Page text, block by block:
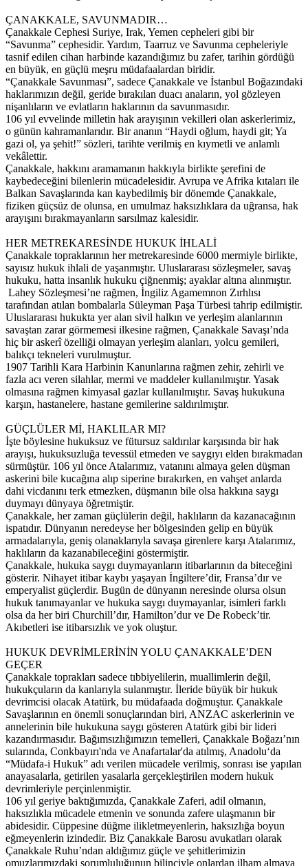
ÇANAKKALE, SAVUNMADIR…
Çanakkale Cephesi Suriye, Irak, Yemen cepheleri gibi bir
“Savunma” cephesidir. Yardım, Taarruz ve Savunma cepheleriyle
tasnif edilen cihan harbinde kazandığımız bu zafer, tarihin gördüğü
en büyük, en güçlü meşru müdafaalardan biridir.
“Çanakkale Savunması”, sadece Çanakkale ve İstanbul Boğazındaki
haklarımızın değil, geride bırakılan duacı anaların, yol gözleyen
nişanlıların ve evlatların haklarının da savunmasıdır.
106 yıl evvelinde milletin hak arayışının vekilleri olan askerlerimiz,
o günün kahramanlarıdır. Bir ananın “Haydi oğlum, haydi git; Ya
gazi ol, ya şehit!” sözleri, tarihte verilmiş en kıymetli ve anlamlı
vekâlettir.
Çanakkale, hakkını aramamanın hakkıyla birlikte şerefini de
kaybedeceğini bilenlerin mücadelesidir. Avrupa ve Afrika kıtaları ile
Balkan Savaşlarında kan kaybedilmiş bir dönemde Çanakkale,
fiziken güçsüz de olunsa, en umulmaz haksızlıklara da uğransa, hak
arayışını bırakmayanların sarsılmaz kalesidir.
HER METREKARESİNDE HUKUK İHLALİ
Çanakkale topraklarının her metrekaresinde 6000 mermiyle birlikte,
sayısız hukuk ihlali de yaşanmıştır. Uluslararası sözleşmeler, savaş
hukuku, hatta insanlık hukuku çiğnenmiş; ayaklar altına alınmıştır.
Lahey Sözleşmesi’ne rağmen, İngiliz Agamemnon Zırhlısı
tarafından atılan bombalarla Süleyman Paşa Türbesi tahrip edilmiştir.
Uluslararası hukukta yer alan sivil halkın ve yerleşim alanlarının
savaştan zarar görmemesi ilkesine rağmen, Çanakkale Savaşı’nda
hiç bir askerî özelliği olmayan yerleşim alanları, yolcu gemileri,
balıkçı tekneleri vurulmuştur.
1907 Tarihli Kara Harbinin Kanunlarına rağmen zehir, zehirli ve
fazla acı veren silahlar, mermi ve maddeler kullanılmıştır. Yasak
olmasına rağmen kimyasal gazlar kullanılmıştır. Savaş hukukuna
karşın, hastanelere, hastane gemilerine saldırılmıştır.
GÜÇLÜLER Mİ, HAKLILAR MI?
İşte böylesine hukuksuz ve fütursuz saldırılar karşısında bir hak
arayışı, hukuksuzluğa tevessül etmeden ve saygıyı elden bırakmadan
sürmüştür. 106 yıl önce Atalarımız, vatanını almaya gelen düşman
askerini bile kucağına alıp siperine bırakırken, en vahşet anlarda
dahi vicdanını terk etmezken, düşmanın bile olsa hakkına saygı
duymayı dünyaya öğretmiştir.
Çanakkale, her zaman güçlülerin değil, haklıların da kazanacağının
ispatıdır. Dünyanın neredeyse her bölgesinden gelip en büyük
armadalarıyla, geniş olanaklarıyla savaşa girenlere karşı Atalarımız,
haklıların da kazanabileceğini göstermiştir.
Çanakkale, hukuka saygı duymayanların itibarlarının da biteceğini
gösterir. Nihayet itibar kaybı yaşayan İngiltere’dir, Fransa’dır ve
emperyalist güçlerdir. Bugün de dünyanın neresinde olursa olsun
hukuk tanımayanlar ve hukuka saygı duymayanlar, isimleri farklı
olsa da her biri Churchill’dır, Hamilton’dur ve De Robeck’tir.
Akıbetleri ise itibarsızlık ve yok oluştur.
HUKUK DEVRİMLERİNİN YOLU ÇANAKKALE’DEN
GEÇER
Çanakkale toprakları sadece tıbbiyelilerin, muallimlerin değil,
hukukçuların da kanlarıyla sulanmıştır. İleride büyük bir hukuk
devrimcisi olacak Atatürk, bu müdafaada doğmuştur. Çanakkale
Savaşlarının en önemli sonuçlarından biri, ANZAC askerlerinin ve
annelerinin bile hukukuna saygı gösteren Atatürk gibi bir lideri
kazandırmasıdır. Bağımsızlığımızın temelleri, Çanakkale Boğazı’nın
sularında, Conkbayırı'nda ve Anafartalar'da atılmış, Anadolu‘da
“Müdafa-i Hukuk” adı verilen mücadele verilmiş, sonrası ise yapılan
anayasalarla, getirilen yasalarla gerçekleştirilen modern hukuk
devrimleriyle perçinlenmiştir.
106 yıl geriye baktığımızda, Çanakkale Zaferi, adil olmanın,
haksızlıkla mücadele etmenin ve sonunda zafere ulaşmanın bir
abidesidir. Cüppesine düğme ilikletmeyenlerin, haksızlığa boyun
eğmeyenlerin izindedir. Biz Çanakkale Barosu avukatları olarak
Çanakkale Ruhu’ndan aldığımız güçle ve şehitlerimizin
omuzlarımızdaki sorumluluğunun bilinciyle onlardan ilham almaya